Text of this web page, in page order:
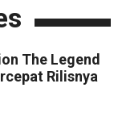
The Legend
Rilisnya